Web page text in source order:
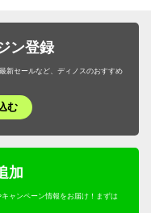
ン登録
新セールなど、ディノスのおすすめ
む
加
ャンペーン情報をお届け！まずは